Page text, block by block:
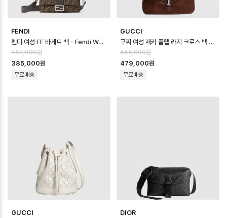
FENDI
펜디 여성 FF 바게트 백 - Fendi Womens FF Baguette Bag - fe…
464,000원
385,000원
무료배송
GUCCI
구찌 여성 재키 플랩 라지 크로스 백 - Gucci Womens Jackie Flap La…
556,000원
479,000원
무료배송
GUCCI
DIOR